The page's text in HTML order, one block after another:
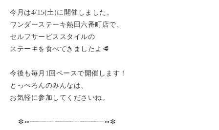
今月は4/15(土)に開催しました。
ワンダーステーキ熱田六番町店で、
セルフサービススタイルの
ステーキを食べてきましたよ🥩
今後も毎月1回ペースで開催します！
とっぺろんのみんなは、
お気軽に参加してくださいね。
✼••┈┈┈┈┈┈┈┈┈┈┈┈┈┈┈┈┈┈••✼